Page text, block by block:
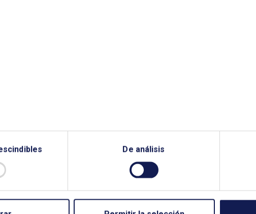
De análisis
Las moléculas verdes:
la inminente
mercado del empleo
La difusión del
conocimiento en la
transición
Por Alberto Lozano Rivas